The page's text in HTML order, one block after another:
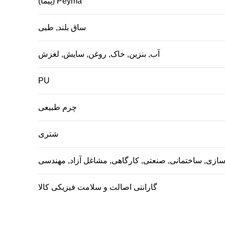
ساق بلند, طبی
آب, بنزین, خاک, روغن, سایش, لغزش
PU
چرم طبیعی
شتری
سازی, ساختمانی, صنعتی, کارگاهی, مشاغل آزاد, مهندسی
گارانتی اصالت و سلامت فیزیکی کالا